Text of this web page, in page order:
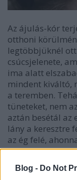
Blog - Do Not
Az ájulás-kór
otthoni
legtöbbjüknél
csúcsjelenete,
ima alatt
mindent kiváltó,
a teremben.
tüneteket, nem
aztán besétál az
lány a keresztre
az ég felé,
Abbie a
teremtő erő, aki